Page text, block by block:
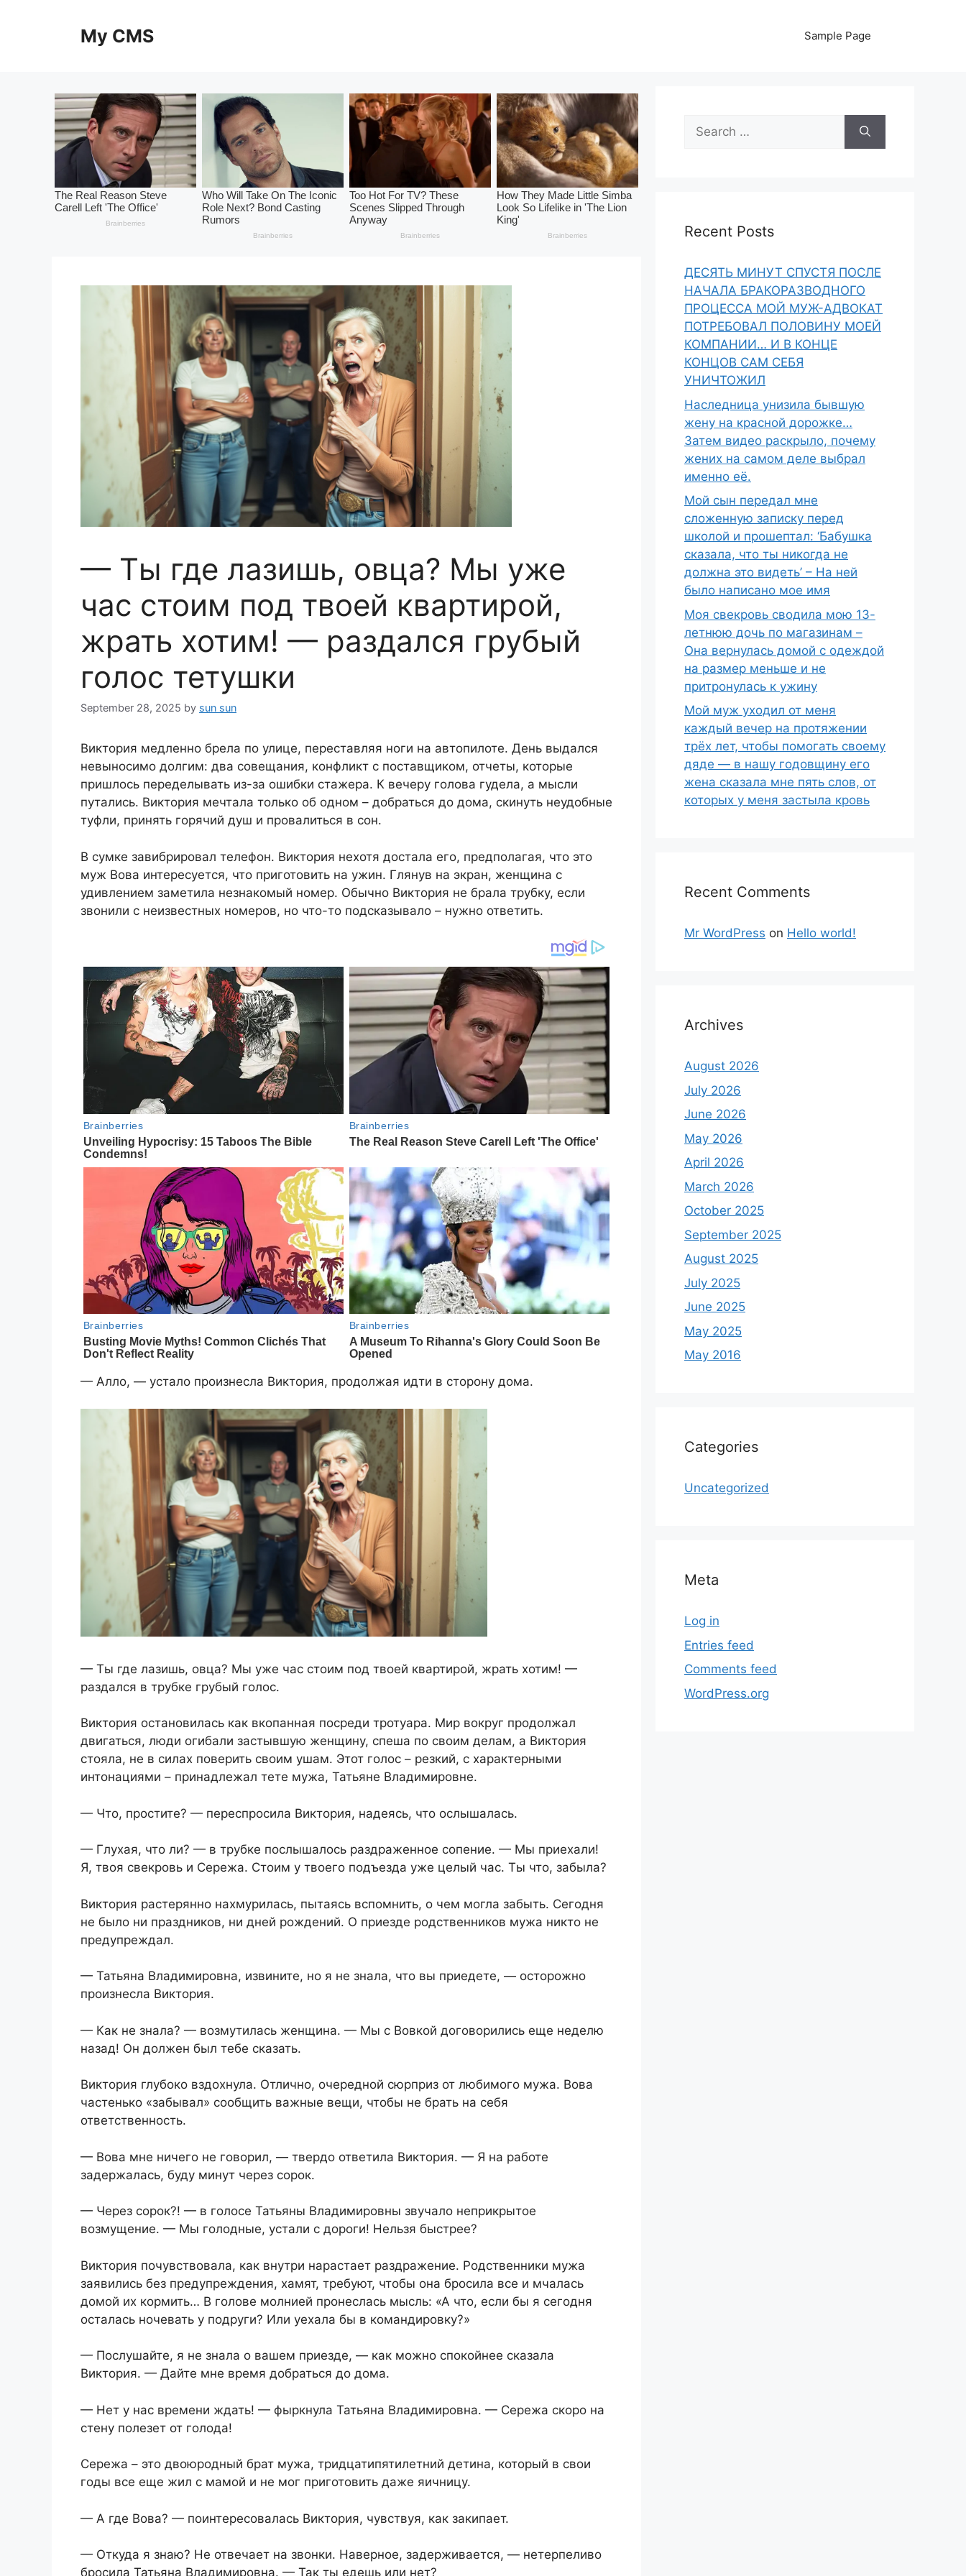
My CMS Sample Page
— Ты где лазишь, овца? Мы уже
час стоим под твоей квартирой,
жрать хотим! — раздался грубый
голос тетушки
September 28, 2025 by sun sun
Виктория медленно брела по улице, переставляя ноги на автопилоте. День выдался
невыносимо долгим: два совещания, конфликт с поставщиком, отчеты, которые
пришлось переделывать из-за ошибки стажера. К вечеру голова гудела, а мысли
путались. Виктория мечтала только об одном – добраться до дома, скинуть неудобные
туфли, принять горячий душ и провалиться в сон.
В сумке завибрировал телефон. Виктория нехотя достала его, предполагая, что это
муж Вова интересуется, что приготовить на ужин. Глянув на экран, женщина с
удивлением заметила незнакомый номер. Обычно Виктория не брала трубку, если
звонили с неизвестных номеров, но что-то подсказывало – нужно ответить.
— Алло, — устало произнесла Виктория, продолжая идти в сторону дома.
— Ты где лазишь, овца? Мы уже час стоим под твоей квартирой, жрать хотим! —
раздался в трубке грубый голос.
Виктория остановилась как вкопанная посреди тротуара. Мир вокруг продолжал
двигаться, люди огибали застывшую женщину, спеша по своим делам, а Виктория
стояла, не в силах поверить своим ушам. Этот голос – резкий, с характерными
интонациями – принадлежал тете мужа, Татьяне Владимировне.
— Что, простите? — переспросила Виктория, надеясь, что ослышалась.
— Глухая, что ли? — в трубке послышалось раздраженное сопение. — Мы приехали!
Я, твоя свекровь и Сережа. Стоим у твоего подъезда уже целый час. Ты что, забыла?
Виктория растерянно нахмурилась, пытаясь вспомнить, о чем могла забыть. Сегодня
не было ни праздников, ни дней рождений. О приезде родственников мужа никто не
предупреждал.
— Татьяна Владимировна, извините, но я не знала, что вы приедете, — осторожно
произнесла Виктория.
— Как не знала? — возмутилась женщина. — Мы с Вовкой договорились еще неделю
назад! Он должен был тебе сказать.
Виктория глубоко вздохнула. Отлично, очередной сюрприз от любимого мужа. Вова
частенько «забывал» сообщить важные вещи, чтобы не брать на себя
ответственность.
— Вова мне ничего не говорил, — твердо ответила Виктория. — Я на работе
задержалась, буду минут через сорок.
— Через сорок?! — в голосе Татьяны Владимировны звучало неприкрытое
возмущение. — Мы голодные, устали с дороги! Нельзя быстрее?
Виктория почувствовала, как внутри нарастает раздражение. Родственники мужа
заявились без предупреждения, хамят, требуют, чтобы она бросила все и мчалась
домой их кормить… В голове молнией пронеслась мысль: «А что, если бы я сегодня
осталась ночевать у подруги? Или уехала бы в командировку?»
— Послушайте, я не знала о вашем приезде, — как можно спокойнее сказала
Виктория. — Дайте мне время добраться до дома.
— Нет у нас времени ждать! — фыркнула Татьяна Владимировна. — Сережа скоро на
стену полезет от голода!
Сережа – это двоюродный брат мужа, тридцатипятилетний детина, который в свои
годы все еще жил с мамой и не мог приготовить даже яичницу.
— А где Вова? — поинтересовалась Виктория, чувствуя, как закипает.
— Откуда я знаю? Не отвечает на звонки. Наверное, задерживается, — нетерпеливо
бросила Татьяна Владимировна. — Так ты едешь или нет?
Search
for:
Recent Posts
ДЕСЯТЬ МИНУТ СПУСТЯ ПОСЛЕ
НАЧАЛА БРАКОРАЗВОДНОГО
ПРОЦЕССА МОЙ МУЖ-АДВОКАТ
ПОТРЕБОВАЛ ПОЛОВИНУ МОЕЙ
КОМПАНИИ… И В КОНЦЕ
КОНЦОВ САМ СЕБЯ
УНИЧТОЖИЛ
Наследница унизила бывшую
жену на красной дорожке…
Затем видео раскрыло, почему
жених на самом деле выбрал
именно её.
Мой сын передал мне
сложенную записку перед
школой и прошептал: ‘Бабушка
сказала, что ты никогда не
должна это видеть’ – На ней
было написано мое имя
Моя свекровь сводила мою 13-
летнюю дочь по магазинам –
Она вернулась домой с одеждой
на размер меньше и не
притронулась к ужину
Мой муж уходил от меня
каждый вечер на протяжении
трёх лет, чтобы помогать своему
дяде — в нашу годовщину его
жена сказала мне пять слов, от
которых у меня застыла кровь
Recent Comments
Mr WordPress on Hello world!
Archives
August 2026
July 2026
June 2026
May 2026
April 2026
March 2026
October 2025
September 2025
August 2025
July 2025
June 2025
May 2025
May 2016
Categories
Uncategorized
Meta
Log in
Entries feed
Comments feed
WordPress.org